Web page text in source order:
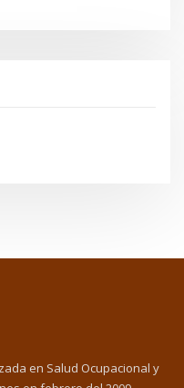
en Salud Ocupacional y